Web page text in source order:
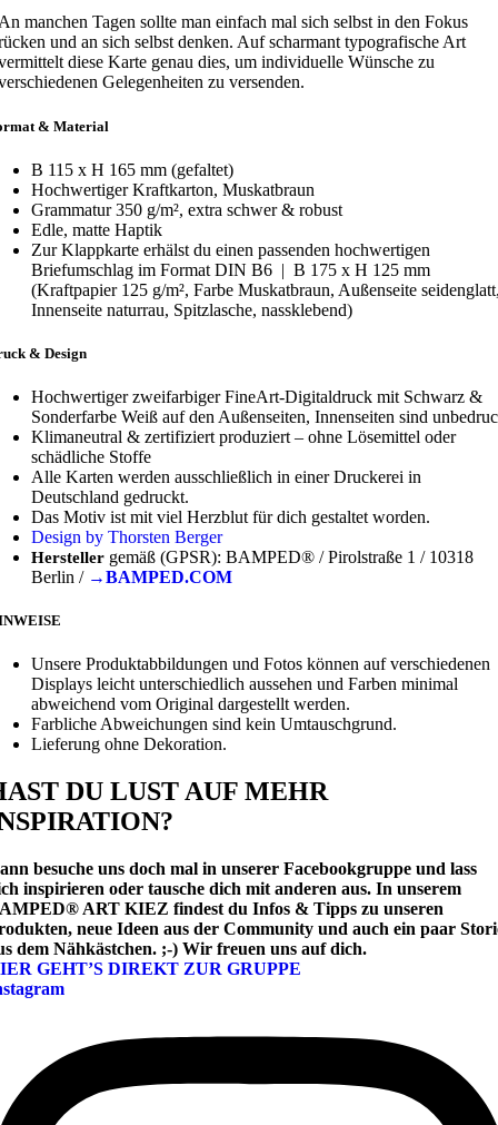
manchen Tagen sollte man einfach mal sich selbst in den Fokus
und an sich selbst denken. Auf scharmant typografische Art
diese Karte genau dies, um individuelle Wünsche zu
Gelegenheiten zu versenden.
& Material
B 115 x H 165 mm (gefaltet)
Hochwertiger Kraftkarton, Muskatbraun
Grammatur 350 g/m², extra schwer & robust
Edle, matte Haptik
Zur Klappkarte erhälst du einen passenden hochwertigen
Briefumschlag im Format DIN B6 | B 175 x H 125 mm
(Kraftpapier 125 g/m², Farbe Muskatbraun, Außenseite
Innenseite naturrau, Spitzlasche, nassklebend)
& Design
Hochwertiger zweifarbiger FineArt-Digitaldruck mit Schwarz &
Sonderfarbe Weiß auf den Außenseiten, Innenseiten sind
Klimaneutral & zertifiziert produziert – ohne Lösemittel oder
schädliche Stoffe
Alle Karten werden ausschließlich in einer Druckerei in
Deutschland gedruckt.
Das Motiv ist mit viel Herzblut für dich gestaltet worden.
Design by Thorsten Berger
Hersteller gemäß (GPSR): BAMPED® / Pirolstraße 1 / 10318
Berlin / →BAMPED.COM
Unsere Produktabbildungen und Fotos können auf verschiedenen
Displays leicht unterschiedlich aussehen und Farben minimal
abweichend vom Original dargestellt werden.
Farbliche Abweichungen sind kein Umtauschgrund.
Lieferung ohne Dekoration.
DU LUST AUF MEHR
besuche uns doch mal in unserer Facebookgruppe und lass
inspirieren oder tausche dich mit anderen aus. In unserem
ART KIEZ findest du Infos & Tipps zu unseren
neue Ideen aus der Community und auch ein paar
dem Nähkästchen. ;-) Wir freuen uns auf dich.
GEHT’S DIREKT ZUR GRUPPE